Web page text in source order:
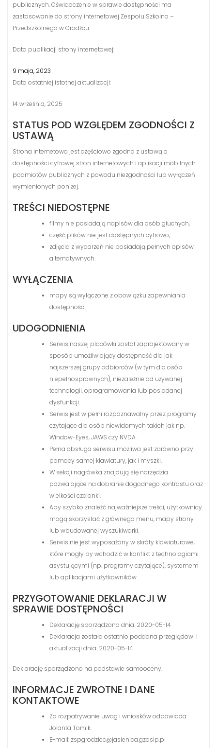
publicznych. Oświadczenie w sprawie dostępności ma
zastosowanie do strony internetowej Zespołu Szkolno –
Przedszkolnego w Grodźcu
Data publikacji strony internetowej:
9 maja, 2023
Data ostatniej istotnej aktualizacji:
14 września, 2025
STATUS POD WZGLĘDEM ZGODNOŚCI Z
USTAWĄ
Strona internetowa jest częściowo zgodna z ustawą o
dostępności cyfrowej stron internetowych i aplikacji mobilnych
podmiotów publicznych z powodu niezgodności lub wyłączeń
wymienionych poniżej.
TREŚCI NIEDOSTĘPNE
filmy nie posiadają napisów dla osób głuchych,
część plików nie jest dostępnych cyfrowo,
zdjęcia z wydarzeń nie posiadają pełnych opisów
alternatywnych.
WYŁĄCZENIA
mapy są wyłączone z obowiązku zapewniania
dostępności
UDOGODNIENIA
Serwis naszej placówki został zaprojektowany w
sposób umożliwiający dostępność dla jak
najszerszej grupy odbiorców (w tym dla osób
niepełnosprawnych), niezależnie od używanej
technologii, oprogramowania lub posiadanej
dysfunkcji.
Serwis jest w pełni rozpoznawalny przez programy
czytające dla osób niewidomych takich jak np.
Window-Eyes, JAWS czy NVDA.
Pełna obsługa serwisu możliwa jest zarówno przy
pomocy samej klawiatury, jak i myszki.
W sekcji nagłówka znajdują się narzędzia
pozwalające na dobranie dogodnego kontrastu oraz
wielkości czcionki.
Aby szybko znaleźć najważniejsze treści, użytkownicy
mogą skorzystać z głównego menu, mapy strony
lub wbudowanej wyszukiwarki.
Serwis nie jest wyposażony w skróty klawiaturowe,
które mogły by wchodzić w konflikt z technologiami
asystującymi (np. programy czytające), systemem
lub aplikacjami użytkowników.
PRZYGOTOWANIE DEKLARACJI W
SPRAWIE DOSTĘPNOŚCI
Deklarację sporządzono dnia: 2020-05-14
Deklaracja została ostatnio poddana przeglądowi i
aktualizacji dnia: 2020-05-14
Deklarację sporządzono na podstawie samooceny.
INFORMACJE ZWROTNE I DANE
KONTAKTOWE
Za rozpatrywanie uwag i wniosków odpowiada:
Jolanta Tomik.
E-mail: zspgrodziec@jasienica.gzosip.pl